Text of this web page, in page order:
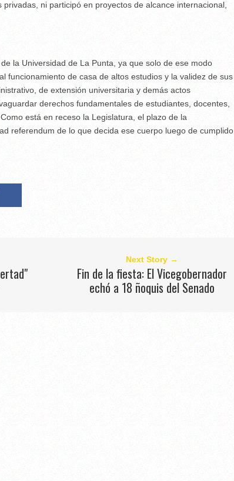
ni participó en proyectos de alcance internacional,
la Universidad de La Punta, ya que solo de ese modo
funcionamiento de casa de altos estudios y la validez de sus
de extensión universitaria y demás actos
derechos fundamentales de estudiantes, docentes,
está en receso la Legislatura, el plazo de la
referendum de lo que decida ese cuerpo luego de cumplido
Next Story →
Fin de la fiesta: El Vicegobernador
echó a 18 ñoquis del Senado